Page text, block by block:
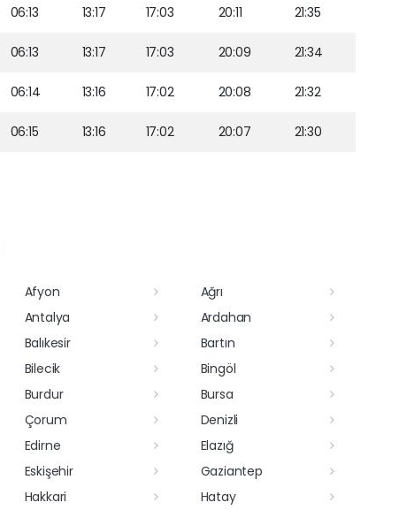
06:13 13:17 17:03 20:11 21:35
06:13 13:17 17:03 20:09 21:34
06:14 13:16 17:02 20:08 21:32
06:15 13:16 17:02 20:07 21:30
Afyon
Ağrı
Antalya
Ardahan
Balıkesir
Bartın
Bilecik
Bingöl
Burdur
Bursa
Çorum
Denizli
Edirne
Elazığ
Eskişehir
Gaziantep
Hakkari
Hatay